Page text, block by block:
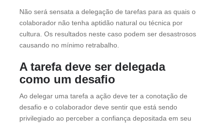
Não será sensata a delegação de tarefas para as quais o
colaborador não tenha aptidão natural ou técnica por
cultura. Os resultados neste caso podem ser desastrosos
causando no mínimo retrabalho.
A tarefa deve ser delegada
como um desafio
Ao delegar uma tarefa a ação deve ter a conotação de
desafio e o colaborador deve sentir que está sendo
privilegiado ao perceber a confiança depositada em seu